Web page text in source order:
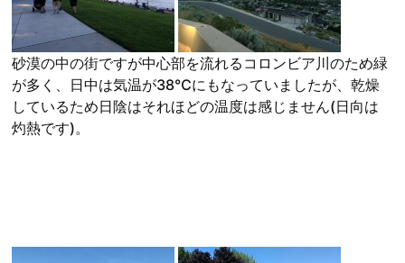
砂漠の中の街ですが中心部を流れるコロンビア川のため緑
が多く、日中は気温が38℃にもなっていましたが、乾燥
しているため日陰はそれほどの温度は感じません(日向は
灼熱です)。